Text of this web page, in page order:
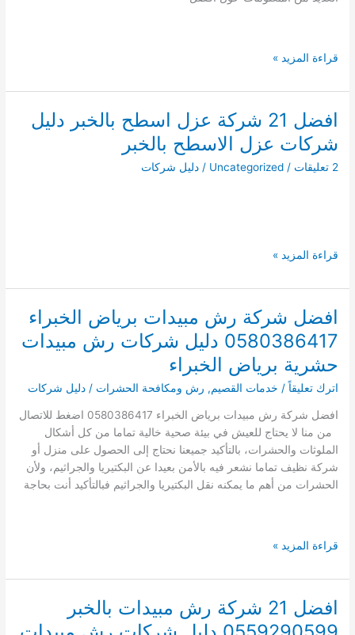
شركة
تسربات
الخزانات
بالخبر
0541008053
قراءة المزيد »
افضل 21 شركة عزل اسطح بالخبر دليل
شركات عزل الاسطح بالخبر
2 تعليقات /
Uncategorized
/دليل شركات
افضل
شركة
عزل
اسطح
بالخبر
شركات
عزل
الاسطح
قراءة المزيد »
افضل شركة رش مبيدات برياض الخبراء
0580386417 دليل شركات رش مبيدات
حشرية برياض الخبراء
اترك تعليقاً / خدمات القصيم, رش ومكافحة الحشرات /دليل شركات
افضل شركة رش مبيدات برياض الخبراء 0580386417 اضغط للاتصال
من منا لا يحتاج للعيش في بيئة صحية خالية تماما من كل أشكال
الملوثات والحشرات، بالتأكيد جميعنا نحتاج إلى الحصول على منزل أو
شركة نظيف تماما نشعر فيه بالأمن بعيدا عن البكتيريا والجراثيم، ولأن
الحشرات من أهم ما يمكنه نقل البكتيريا والجراثيم فبالتأكيد أنت بحاجة
افضل
رش
مبيدات
برياض
الخبراء
قراءة المزيد »
افضل 21 شركة رش مبيدات بالخبر